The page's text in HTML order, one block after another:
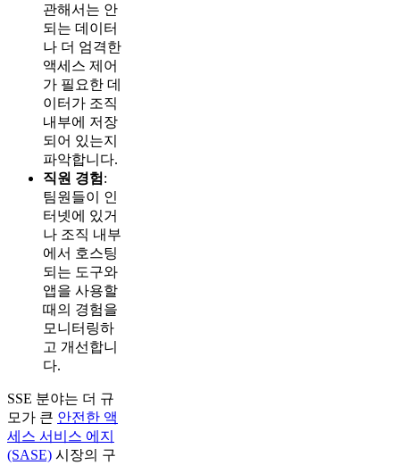
관해서는 안
되는 데이터
나 더 엄격한
액세스 제어
가 필요한 데
이터가 조직
내부에 저장
되어 있는지
파악합니다.
직원 경험 :
팀원들이 인
터넷에 있거
나 조직 내부
에서 호스팅
되는 도구와
앱을 사용할
때의 경험을
모니터링하
고 개선합니
다.
SSE 분야는 더 규
모가 큰 안전한 액
세스 서비스 에지
(SASE) 시장의 구